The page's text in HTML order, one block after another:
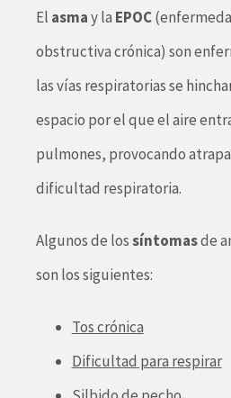
El asmay la EPOC
obstructiva crónica) son
las vías respiratorias se
espacio por el que el aire
pulmones, provocando
dificultad respiratoria.
Algunos de lossíntomasde
son los siguientes:
Tos crónica
Dificultad para respirar